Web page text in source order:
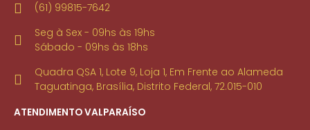
(61) 99815-7642
Seg à Sex - 09hs às 19hs
Sábado - 09hs às 18hs
Quadra QSA 1, Lote 9, Loja 1, Em Frente ao Alameda
Taguatinga, Brasília, Distrito Federal, 72.015-010
ATENDIMENTO VALPARAÍSO